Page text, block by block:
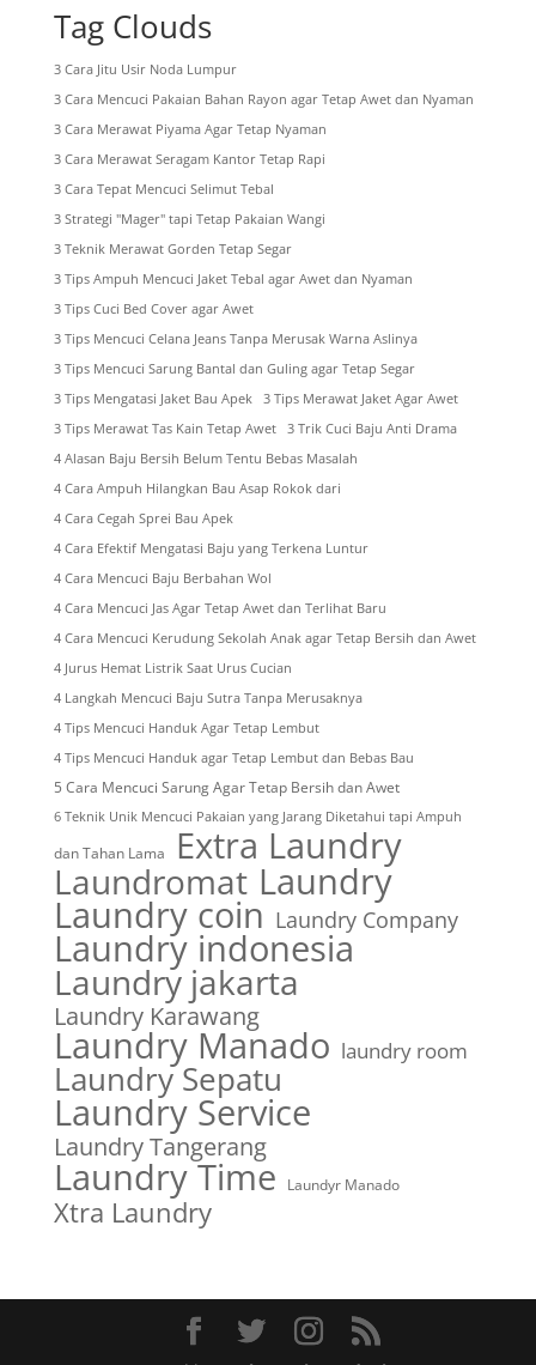
Tag Clouds
3 Cara Jitu Usir Noda Lumpur
3 Cara Mencuci Pakaian Bahan Rayon agar Tetap Awet dan Nyaman
3 Cara Merawat Piyama Agar Tetap Nyaman
3 Cara Merawat Seragam Kantor Tetap Rapi
3 Cara Tepat Mencuci Selimut Tebal
3 Strategi "Mager" tapi Tetap Pakaian Wangi
3 Teknik Merawat Gorden Tetap Segar
3 Tips Ampuh Mencuci Jaket Tebal agar Awet dan Nyaman
3 Tips Cuci Bed Cover agar Awet
3 Tips Mencuci Celana Jeans Tanpa Merusak Warna Aslinya
3 Tips Mencuci Sarung Bantal dan Guling agar Tetap Segar
3 Tips Mengatasi Jaket Bau Apek
3 Tips Merawat Jaket Agar Awet
3 Tips Merawat Tas Kain Tetap Awet
3 Trik Cuci Baju Anti Drama
4 Alasan Baju Bersih Belum Tentu Bebas Masalah
4 Cara Ampuh Hilangkan Bau Asap Rokok dari
4 Cara Cegah Sprei Bau Apek
4 Cara Efektif Mengatasi Baju yang Terkena Luntur
4 Cara Mencuci Baju Berbahan Wol
4 Cara Mencuci Jas Agar Tetap Awet dan Terlihat Baru
4 Cara Mencuci Kerudung Sekolah Anak agar Tetap Bersih dan Awet
4 Jurus Hemat Listrik Saat Urus Cucian
4 Langkah Mencuci Baju Sutra Tanpa Merusaknya
4 Tips Mencuci Handuk Agar Tetap Lembut
4 Tips Mencuci Handuk agar Tetap Lembut dan Bebas Bau
5 Cara Mencuci Sarung Agar Tetap Bersih dan Awet
6 Teknik Unik Mencuci Pakaian yang Jarang Diketahui tapi Ampuh
dan Tahan Lama Extra Laundry
Laundromat Laundry
Laundry coin Laundry Company
Laundry indonesia
Laundry jakarta
Laundry Karawang
Laundry Manado laundry room
Laundry Sepatu
Laundry Service
Laundry Tangerang
Laundry Time Laundyr Manado
Xtra Laundry